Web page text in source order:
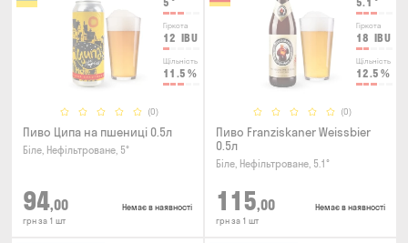
Гіркота
12 IBU
Щільність
11.5 %
(0)
Пиво Ципа на пшениці 0.5л
Біле, Нефільтроване, 5°
94,00
грн за 1 шт
Немає в наявності
Гіркота
18 IBU
Щільність
12.5 %
(0)
Пиво Franziskaner Weissbier
0.5л
Біле, Нефільтроване, 5.1°
115,00
грн за 1 шт
Немає в наявності